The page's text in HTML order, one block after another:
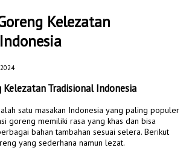
Kelezatan
Kelezatan Tradisional Indonesia
satu masakan Indonesia yang paling populer
goreng memiliki rasa yang khas dan bisa
bahan tambahan sesuai selera. Berikut
yang sederhana namun lezat.